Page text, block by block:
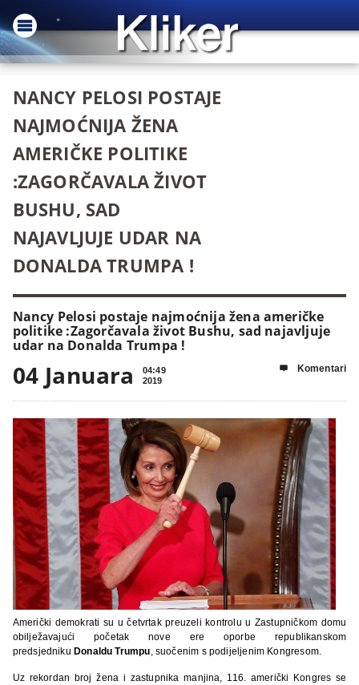
NANCY PELOSI POSTAJE
NAJMOĆNIJA ŽENA
AMERIČKE POLITIKE
:ZAGORČAVALA ŽIVOT
BUSHU, SAD
NAJAVLJUJE UDAR NA
DONALDA TRUMPA !
Nancy Pelosi postaje najmoćnija žena američke
politike :Zagorčavala život Bushu, sad najavljuje
udar na Donalda Trumpa !
04 Januara
04:49
2019
 Komentari
Američki demokrati su u četvrtak preuzeli kontrolu u Zastupničkom domu
obilježavajući početak nove ere oporbe republikanskom
predsjednikuDonaldu Trumpu , suočenim s podijeljenim Kongresom.
Uz rekordan broj žena i zastupnika manjina, 116. američki Kongres se